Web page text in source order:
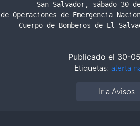
San Salvador, sábado 30
Operaciones de Emergencia
Cuerpo de Bomberos de El
Publicado el 30-
Etiquetas: alerta
Ir a Avisos